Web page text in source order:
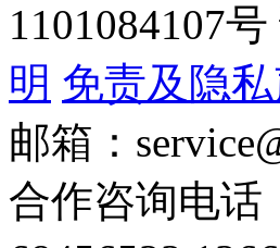
1101084107
明 免责及隐私
邮箱：
合作咨询电话